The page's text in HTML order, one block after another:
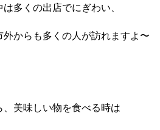
多くの出店でにぎわい、
からも多くの人が訪れますよ〜
美味しい物を食べる時は